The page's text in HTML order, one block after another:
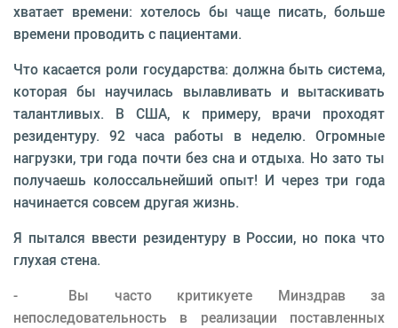
хватает времени: хотелось бы чаще писать, больше
времени проводить с пациентами.
Что касается роли государства: должна быть система,
которая бы научилась вылавливать и вытаскивать
талантливых. В США, к примеру, врачи проходят
резидентуру. 92 часа работы в неделю. Огромные
нагрузки, три года почти без сна и отдыха. Но зато ты
получаешь колоссальнейший опыт! И через три года
начинается совсем другая жизнь.
Я пытался ввести резидентуру в России, но пока что
глухая стена.
- Вы часто критикуете Минздрав за
непоследовательность в реализации поставленных